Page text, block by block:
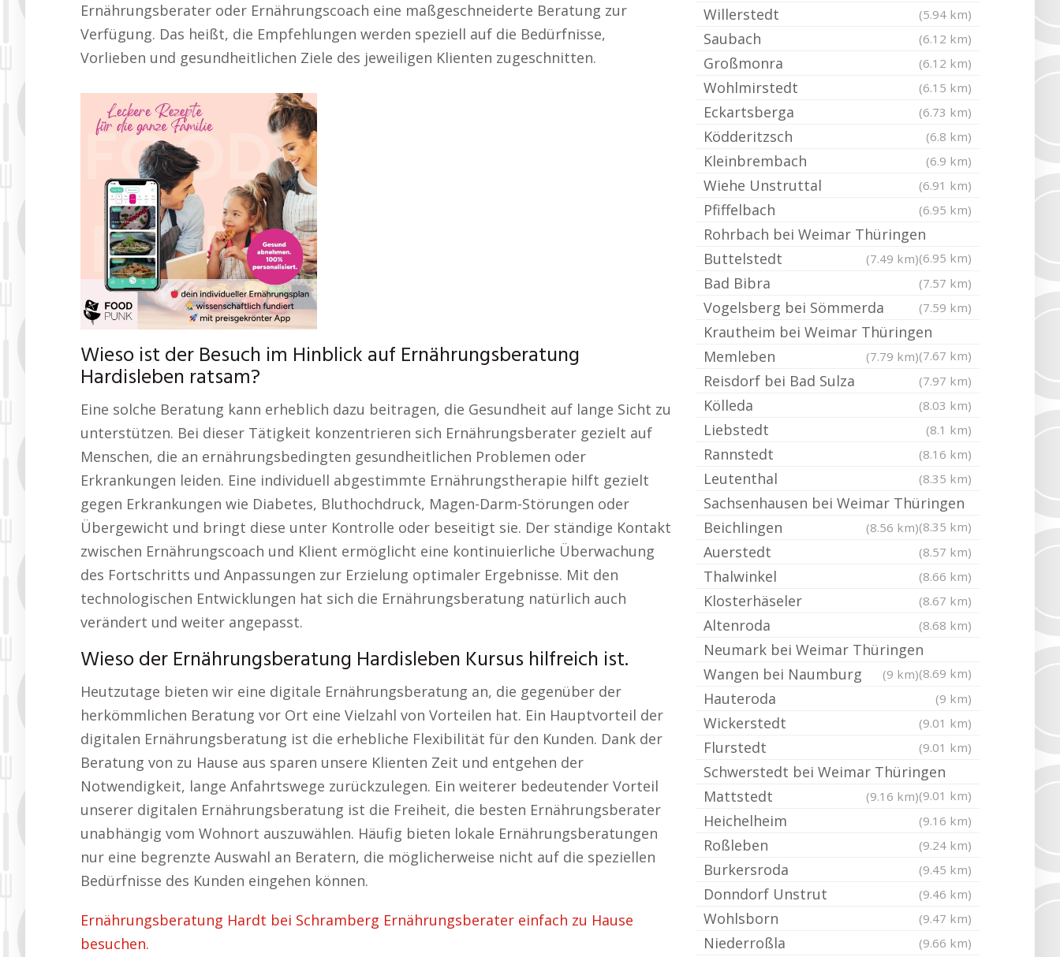
Ernährungsberater oder Ernährungscoach eine maßgeschneiderte Beratung zur
Verfügung. Das heißt, die Empfehlungen werden speziell auf die Bedürfnisse,
Vorlieben und gesundheitlichen Ziele des jeweiligen Klienten zugeschnitten.
Wieso ist der Besuch im Hinblick auf Ernährungsberatung
Hardisleben ratsam?
Eine solche Beratung kann erheblich dazu beitragen, die Gesundheit auf lange Sicht zu
unterstützen. Bei dieser Tätigkeit konzentrieren sich Ernährungsberater gezielt auf
Menschen, die an ernährungsbedingten gesundheitlichen Problemen oder
Erkrankungen leiden. Eine individuell abgestimmte Ernährungstherapie hilft gezielt
gegen Erkrankungen wie Diabetes, Bluthochdruck, Magen-Darm-Störungen oder
Übergewicht und bringt diese unter Kontrolle oder beseitigt sie. Der ständige Kontakt
zwischen Ernährungscoach und Klient ermöglicht eine kontinuierliche Überwachung
des Fortschritts und Anpassungen zur Erzielung optimaler Ergebnisse. Mit den
technologischen Entwicklungen hat sich die Ernährungsberatung natürlich auch
verändert und weiter angepasst.
Wieso der Ernährungsberatung Hardisleben Kursus hilfreich ist.
Heutzutage bieten wir eine digitale Ernährungsberatung an, die gegenüber der
herkömmlichen Beratung vor Ort eine Vielzahl von Vorteilen hat. Ein Hauptvorteil der
digitalen Ernährungsberatung ist die erhebliche Flexibilität für den Kunden. Dank der
Beratung von zu Hause aus sparen unsere Klienten Zeit und entgehen der
Notwendigkeit, lange Anfahrtswege zurückzulegen. Ein weiterer bedeutender Vorteil
unserer digitalen Ernährungsberatung ist die Freiheit, die besten Ernährungsberater
unabhängig vom Wohnort auszuwählen. Häufig bieten lokale Ernährungsberatungen
nur eine begrenzte Auswahl an Beratern, die möglicherweise nicht auf die speziellen
Bedürfnisse des Kunden eingehen können.
Ernährungsberatung Hardt bei Schramberg Ernährungsberater einfach zu Hause
besuchen.
Willerstedt (5.94 km)
Saubach (6.12 km)
Großmonra (6.12 km)
Wohlmirstedt (6.15 km)
Eckartsberga (6.73 km)
Ködderitzsch (6.8 km)
Kleinbrembach (6.9 km)
Wiehe Unstruttal (6.91 km)
Pfiffelbach (6.95 km)
Rohrbach bei Weimar Thüringen
(6.95 km)
Buttelstedt (7.49 km)
Bad Bibra (7.57 km)
Vogelsberg bei Sömmerda (7.59 km)
Krautheim bei Weimar Thüringen
(7.67 km)
Memleben (7.79 km)
Reisdorf bei Bad Sulza (7.97 km)
Kölleda (8.03 km)
Liebstedt (8.1 km)
Rannstedt (8.16 km)
Leutenthal (8.35 km)
Sachsenhausen bei Weimar Thüringen
(8.35 km)
Beichlingen (8.56 km)
Auerstedt (8.57 km)
Thalwinkel (8.66 km)
Klosterhäseler (8.67 km)
Altenroda (8.68 km)
Neumark bei Weimar Thüringen
(8.69 km)
Wangen bei Naumburg (9 km)
Hauteroda (9 km)
Wickerstedt (9.01 km)
Flurstedt (9.01 km)
Schwerstedt bei Weimar Thüringen
(9.01 km)
Mattstedt (9.16 km)
Heichelheim (9.16 km)
Roßleben (9.24 km)
Burkersroda (9.45 km)
Donndorf Unstrut (9.46 km)
Wohlsborn (9.47 km)
Niederroßla (9.66 km)